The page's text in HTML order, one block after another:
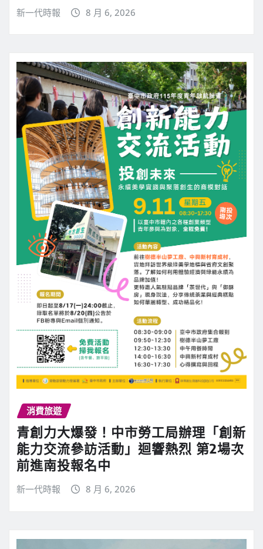
新一代時報 8 月 6, 2026
消費旅遊
青創力大爆發！中市勞工局辦理「創新
能力交流參訪活動」迴響熱烈 第2場次
前進南投報名中
新一代時報 8 月 6, 2026